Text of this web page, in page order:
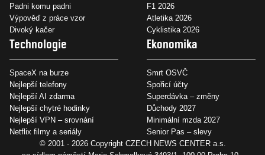
Padni komu padni
Výpověď z práce vzor
Divoký kačer
F1 2026
Atletika 2026
Cyklistika 2026
Technologie
SpaceX na burze
Nejlepší telefony
Nejlepší AI zdarma
Nejlepší chytré hodinky
Nejlepší VPN – srovnání
Netflix filmy a seriály
Ekonomika
Smrt OSVČ
Spořicí účty
Superdávka – změny
Důchody 2027
Minimální mzda 2027
Senior Pas – slevy
© 2001 - 2026 Copyright CZECH NEWS CENTER a.s.